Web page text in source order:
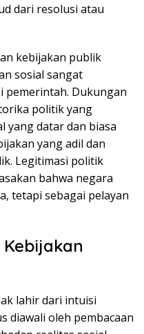
dari resolusi atau
kebijakan publik
sosial sangat
pemerintah. Dukungan
politik yang
yang datar dan biasa
yang adil dan
Legitimasi politik
bahwa negara
tetapi sebagai pelayan
Kebijakan
lahir dari intuisi
diawali oleh pembacaan